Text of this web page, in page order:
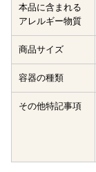
本品に含まれる
アレルギー物質
商品サイズ
容器の種類
その他特記事項